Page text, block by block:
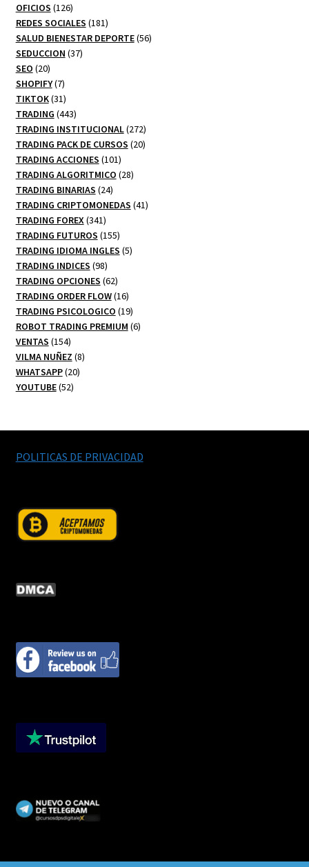
productos
OFICIOS 126126
productos
REDES SOCIALES 181181
productos
SALUD BIENESTAR DEPORTE 5656
SEDUCCION 3737
SEO 2020
productos
SHOPIFY 77
productos
TIKTOK 3131
productos
TRADING 443443
productos
TRADING INSTITUCIONAL 272272
productos
TRADING PACK DE CURSOS 2020
TRADING ACCIONES 101101
productos
TRADING ALGORITMICO 2828
TRADING BINARIAS 2424
productos
TRADING CRIPTOMONEDAS 4141
TRADING FOREX 341341
productos
TRADING FUTUROS 155155
productos
TRADING IDIOMA INGLES 55
TRADING INDICES 9898
productos
TRADING OPCIONES 6262
productos
TRADING ORDER FLOW 1616
productos
TRADING PSICOLOGICO 1919
productos
ROBOT TRADING PREMIUM 66
VENTAS 154154
productos
VILMA NUÑEZ 88
WHATSAPP 2020
YOUTUBE 5252
POLITICAS DE PRIVACIDAD